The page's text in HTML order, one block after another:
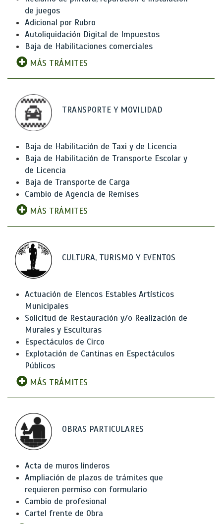
de juegos
Adicional por Rubro
Autoliquidación Digital de Impuestos
Baja de Habilitaciones comerciales
MÁS TRÁMITES
TRANSPORTE Y MOVILIDAD
Baja de Habilitación de Taxi y de Licencia
Baja de Habilitación de Transporte Escolar y
de Licencia
Baja de Transporte de Carga
Cambio de Agencia de Remises
MÁS TRÁMITES
CULTURA, TURISMO Y EVENTOS
Actuación de Elencos Estables Artísticos
Municipales
Solicitud de Restauración y/o Realización de
Murales y Esculturas
Espectáculos de Circo
Explotación de Cantinas en Espectáculos
Públicos
MÁS TRÁMITES
OBRAS PARTICULARES
Acta de muros linderos
Ampliación de plazos de trámites que
requieren permiso con formulario
Cambio de profesional
Cartel frente de Obra